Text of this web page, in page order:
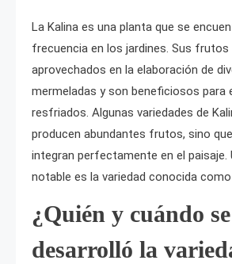
La Kalina es una planta que se
frecuencia en los jardines. Sus
aprovechados en la elaboración de
mermeladas y son beneficiosos para
resfriados. Algunas variedades de
producen abundantes frutos, sino
integran perfectamente en el paisaje.
notable es la variedad conocida
¿Quién y cuándo se
desarrolló la